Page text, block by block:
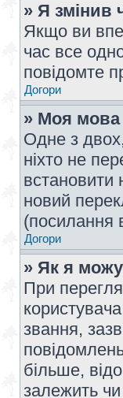
» Я змінив
Якщо ви
час все
повідомте
Догори
» Моя мова
Одне з
ніхто не
встановити
новий
(посилання
Догори
» Як я
При
звання,
більше,
залежить